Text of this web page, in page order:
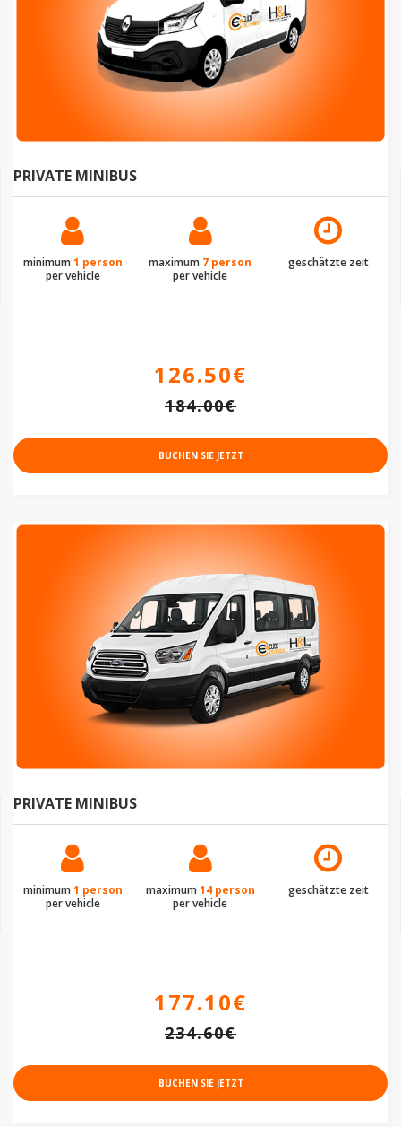
PRIVATE MINIBUS
minimum 1 person
per vehicle
maximum 7 person
per vehicle
geschätzte zeit
126.50€
184.00€
BUCHEN SIE JETZT
PRIVATE MINIBUS
minimum 1 person
per vehicle
maximum 14 person
per vehicle
geschätzte zeit
177.10€
234.60€
BUCHEN SIE JETZT